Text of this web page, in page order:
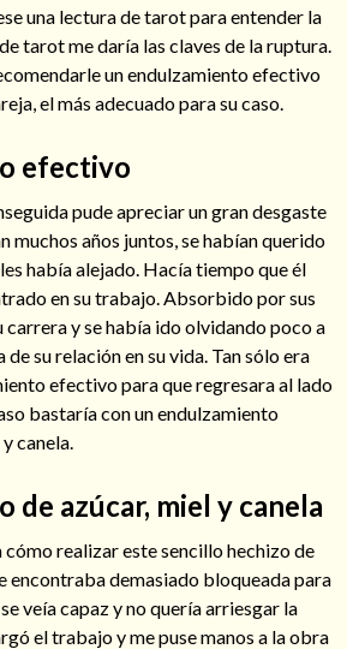
una lectura de tarot para entender la
tarot me daría las claves de la ruptura.
un endulzamiento efectivo
el más adecuado para su caso.
efectivo
pude apreciar un gran desgaste
muchos años juntos, se habían querido
había alejado. Hacía tiempo que él
en su trabajo. Absorbido por sus
carrera y se había ido olvidando poco a
su relación en su vida. Tan sólo era
efectivo para que regresara al lado
bastaría con un endulzamiento
canela.
de azúcar, miel y canela
cómo realizar este sencillo hechizo de
encontraba demasiado bloqueada para
veía capaz y no quería arriesgar la
el trabajo y me puse manos a la obra